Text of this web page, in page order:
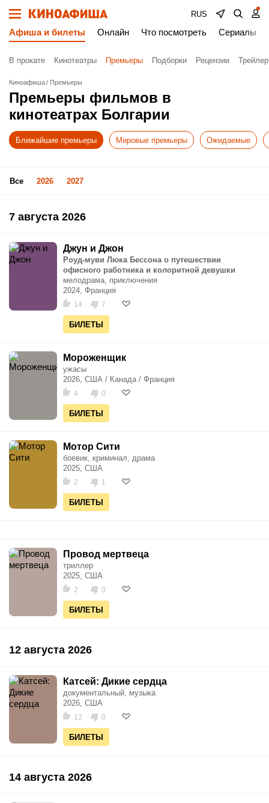
RUS
Афиша и билеты Онлайн Что посмотреть Сериалы
В прокате Кинотеатры Премьеры Подборки Рецензии
Киноафиша Премьеры
Премьеры фильмов в
кинотеатрах Болгарии
Ближайшие премьеры Мировые премьеры Ожидаемые
Все 2026 2027
7 августа 2026
Джун и Джон
Роуд-муви Люка Бессона о путешествии
офисного работника и колоритной девушки
мелодрама, приключения
2024, Франция
14 7
БИЛЕТЫ
Мороженщик
ужасы
2026, США / Канада / Франция
4 0
БИЛЕТЫ
Мотор Сити
боевик, криминал, драма
2025, США
2 1
БИЛЕТЫ
Провод мертвеца
триллер
2025, США
2 0
БИЛЕТЫ
12 августа 2026
Катсей: Дикие сердца
документальный, музыка
2026, США
12 0
БИЛЕТЫ
14 августа 2026